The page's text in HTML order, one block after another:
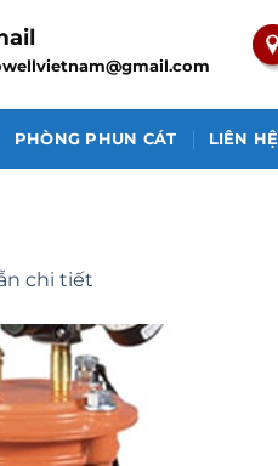
PHÒNG PHUN CÁT LIÊN HỆ
chi tiết